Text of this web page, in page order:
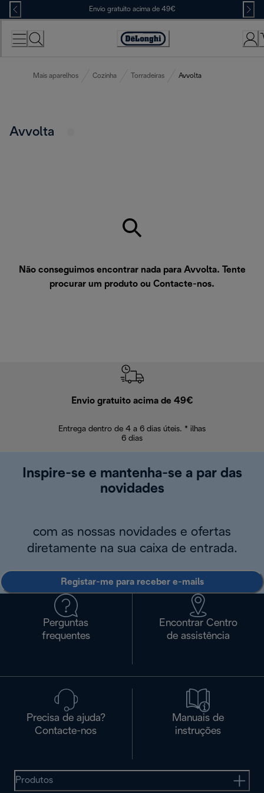
Skip
to
Content
Envio gratuito acima de 49€
Accessibility
Mais aparelhos Cozinha Torradeiras Avvolta
Avvolta
Não conseguimos encontrar nada para Avvolta. Tente
procurar um produto ou Contacte-nos.
Envio gratuito acima de 49€
Entrega dentro de 4 a 6 dias úteis. * ilhas
6 dias
Inspire-se e mantenha-se a par das
novidades
com as nossas novidades e ofertas
diretamente na sua caixa de entrada.
Registar-me para receber e-mails
Perguntas
frequentes
Encontrar Centro
de assistência
Precisa de ajuda?
Contacte-nos
Manuais de
instruções
Produtos